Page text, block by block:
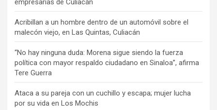
empresarias de Culiacán
Acribillan a un hombre dentro de un automóvil sobre el
malecón viejo, en Las Quintas, Culiacán
“No hay ninguna duda: Morena sigue siendo la fuerza
política con mayor respaldo ciudadano en Sinaloa”, afirma
Tere Guerra
Ataca a su pareja con un cuchillo y escapa; mujer lucha
por su vida en Los Mochis